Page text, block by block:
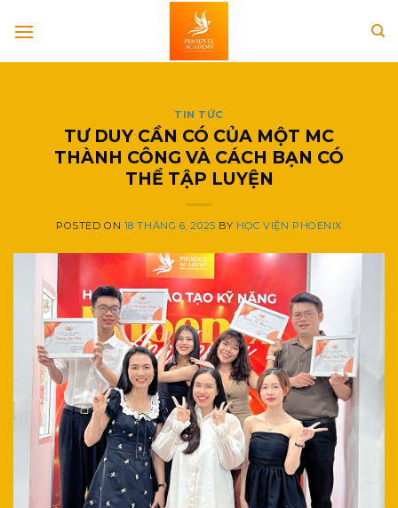
TIN TỨC
TƯ DUY CẦN CÓ CỦA MỘT MC
THÀNH CÔNG VÀ CÁCH BẠN CÓ
THỂ TẬP LUYỆN
POSTED ON 18 THÁNG 6, 2025 BY HỌC VIỆN PHOENIX